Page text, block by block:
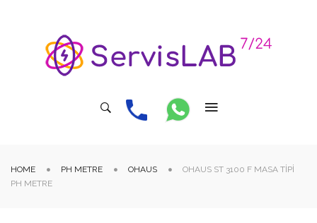
HOME PH METRE OHAUS
OHAUS ST 3100 F MASA TIPI
PH METRE